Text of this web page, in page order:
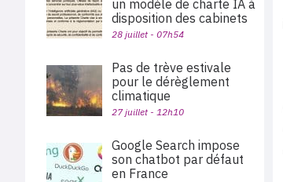
un modèle de charte IA à
disposition des cabinets
28 juillet - 07h54
Pas de trève estivale
pour le dérèglement
climatique
27 juillet - 12h10
Google Search impose
son chatbot par défaut
en France